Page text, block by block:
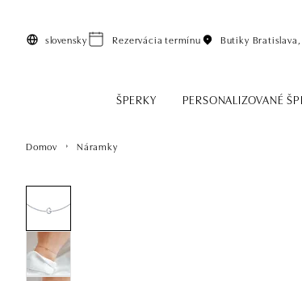
slovensky Rezervácia termínu Butiky
ŠPERKY PERSONALIZOVANÉ
Domov Náramky